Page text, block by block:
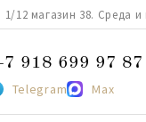
12 магазин 38. Среда
918 699 97 87
Telegram Max